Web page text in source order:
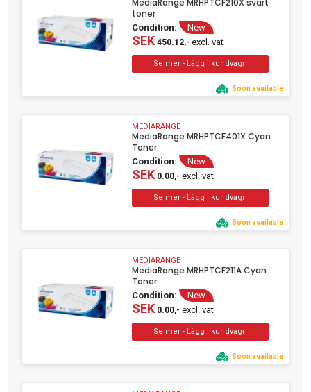
MediaRange MRHPTCF210X svart
toner
Condition: New
SEK450.12,- excl. vat
Soon available
MEDIARANGE
MediaRange MRHPTCF401X Cyan
Toner
Condition: New
SEK0.00,- excl. vat
Soon available
MEDIARANGE
MediaRange MRHPTCF211A Cyan
Toner
Condition: New
SEK0.00,- excl. vat
Soon available